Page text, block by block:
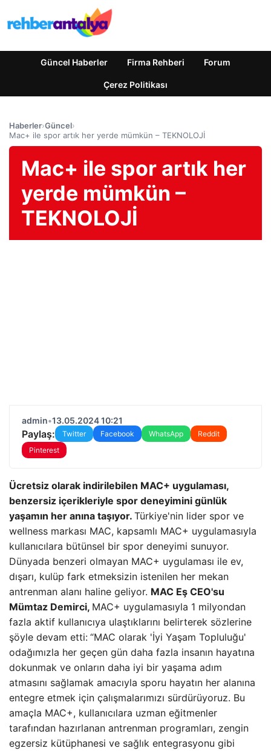
Güncel Haberler Firma Rehberi Forum
Çerez Politikası
Haberler›Güncel›
Mac+ ile spor artık her yerde mümkün – TEKNOLOJİ
Mac+ ile spor artık her
yerde mümkün –
TEKNOLOJİ
admin•13.05.2024 10:21
Paylaş: Twitter Facebook WhatsApp
Reddit
Pinterest
Ücretsiz olarak indirilebilen MAC+ uygulaması,
benzersiz içerikleriyle spor deneyimini günlük
yaşamın her anına taşıyor. Türkiye'nin lider spor ve
wellness markası MAC, kapsamlı MAC+ uygulamasıyla
kullanıcılara bütünsel bir spor deneyimi sunuyor.
Dünyada benzeri olmayan MAC+ uygulaması ile ev,
dışarı, kulüp fark etmeksizin istenilen her mekan
antrenman alanı haline geliyor. MAC Eş CEO'su
Mümtaz Demirci, MAC+ uygulamasıyla 1 milyondan
fazla aktif kullanıcıya ulaştıklarını belirterek sözlerine
şöyle devam etti: “MAC olarak 'İyi Yaşam Topluluğu'
odağımızla her geçen gün daha fazla insanın hayatına
dokunmak ve onların daha iyi bir yaşama adım
atmasını sağlamak amacıyla sporu hayatın her alanına
entegre etmek için çalışmalarımızı sürdürüyoruz. Bu
amaçla MAC+, kullanıcılara uzman eğitmenler
tarafından hazırlanan antrenman programları, zengin
egzersiz kütüphanesi ve sağlık entegrasyonu gibi